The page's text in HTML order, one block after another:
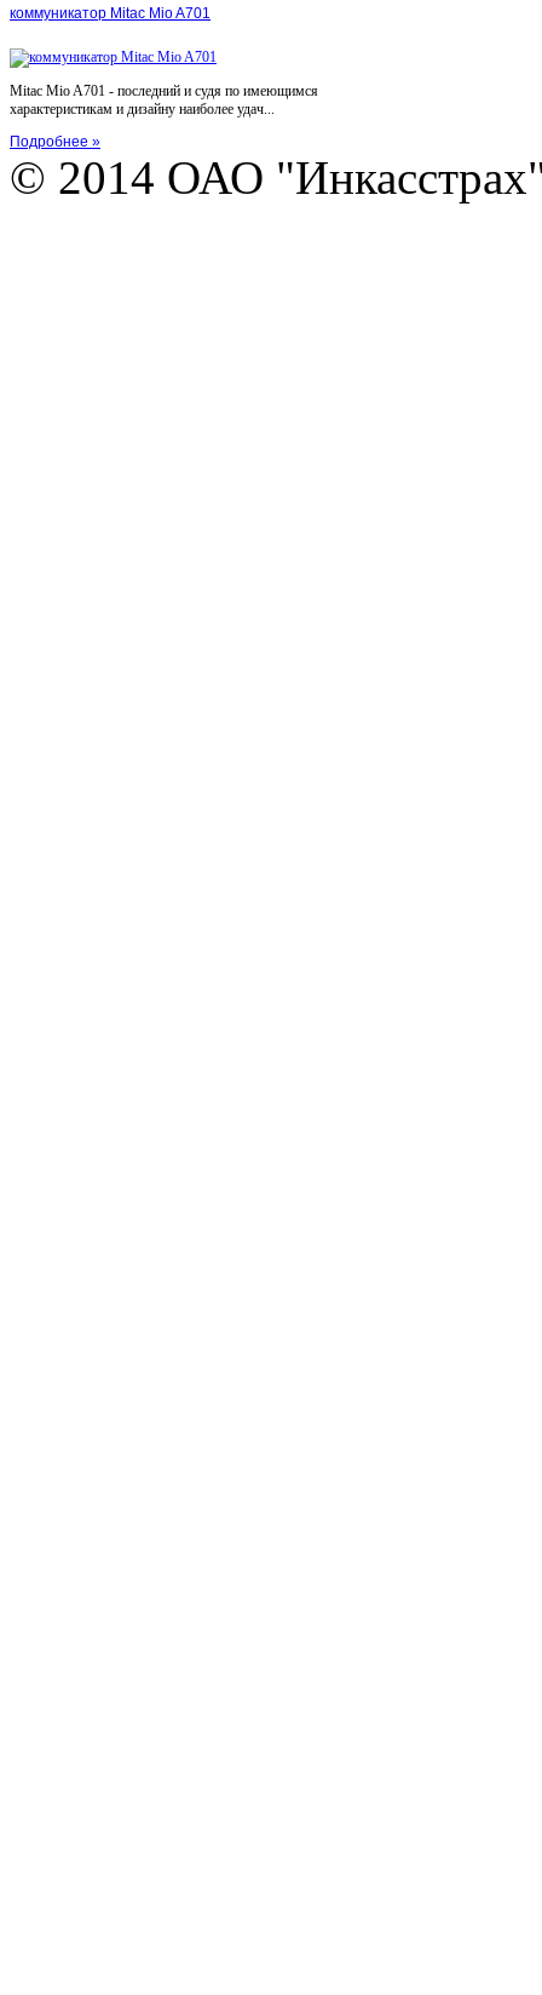
коммуникатор Mitac Mio A701
Mitac Mio A701 - последний и судя по имеющимся
характеристикам и дизайну наиболее удач...
Подробнее »
© 2014 ОАО